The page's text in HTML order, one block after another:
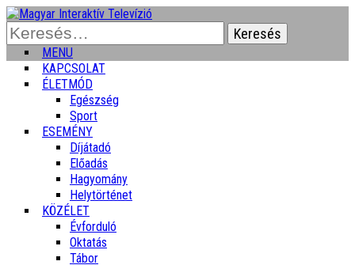
Keresés:
MENU
KAPCSOLAT
ÉLETMÓD
Egészség
Sport
ESEMÉNY
Díjátadó
Előadás
Hagyomány
Helytörténet
KÖZÉLET
Évforduló
Oktatás
Tábor